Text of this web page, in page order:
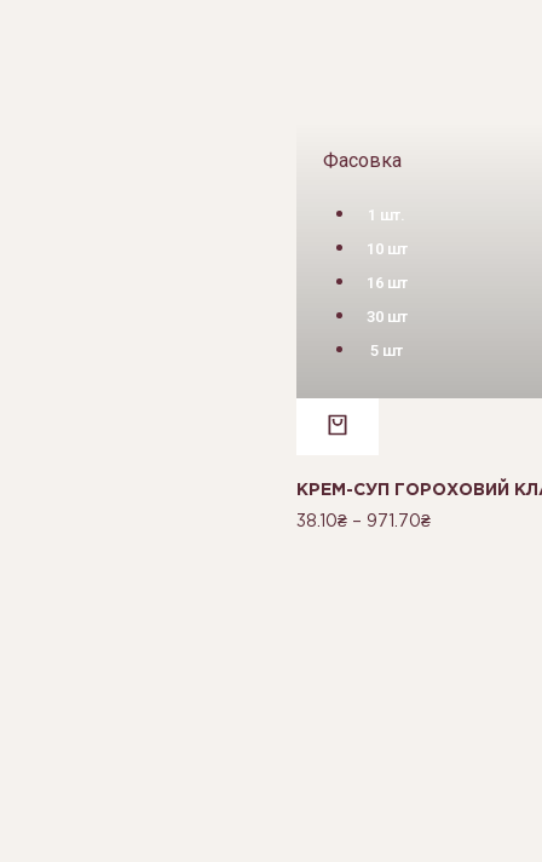
Фасовка
1 шт.
10 шт
16 шт
30 шт
5 шт
КРЕМ-СУП ГОРОХОВИЙ
38.10₴– 971.70₴